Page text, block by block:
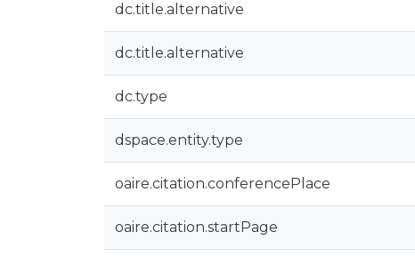
dc.title.alternative
dc.title.alternative
dc.type
dspace.entity.type
oaire.citation.conferencePlace
oaire.citation.startPage